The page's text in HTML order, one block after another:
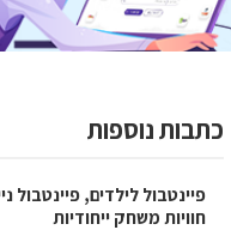
כתבות נוספות
פיינטבול לילדים, פיינטבול
חוויות משחק ייחודיות